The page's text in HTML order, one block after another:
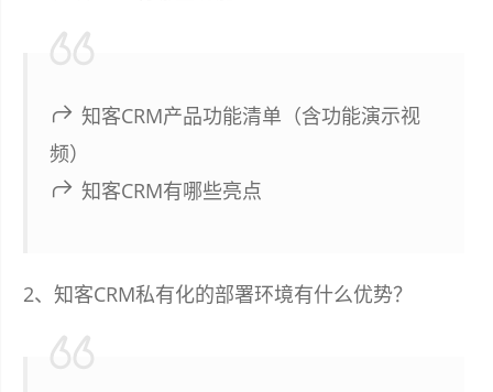
知客CRM产品功能清单（含功能演示视
频）
知客CRM有哪些亮点
2、知客CRM私有化的部署环境有什么优势？